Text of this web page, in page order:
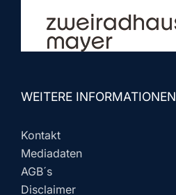
WEITERE INFORMATIONEN
Kontakt
Mediadaten
AGB´s
Disclaimer